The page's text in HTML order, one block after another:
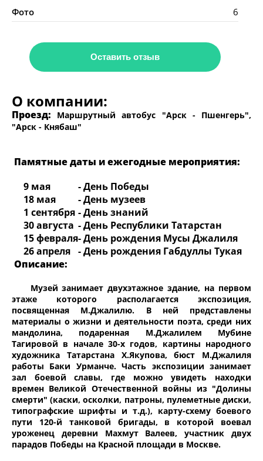
Фото 6
Оставить отзыв
О компании:
Проезд: Маршрутный автобус "Арск - Пшенгерь",
"Арск - Княбаш"
Памятные даты и ежегодные мероприятия:
9 мая
- День Победы
18 мая
- День музеев
1 сентября - День знаний
30 августа - День Республики Татарстан
15 февраля- День рождения Мусы Джалиля
26 апреля - День рождения Габдуллы Тукая
Описание:
Музей занимает двухэтажное здание, на первом
этаже которого располагается экспозиция,
посвященная М.Джалилю. В ней представлены
материалы о жизни и деятельности поэта, среди них
мандолина, подаренная М.Джалилем Мубине
Тагировой в начале 30-х годов, картины народного
художника Татарстана Х.Якупова, бюст М.Джалиля
работы Баки Урманче. Часть экспозиции занимает
зал боевой славы, где можно увидеть находки
времен Великой Отечественной войны из "Долины
смерти" (каски, осколки, патроны, пулеметные диски,
типографские шрифты и т.д.), карту-схему боевого
пути 120-й танковой бригады, в которой воевал
уроженец деревни Махмут Валеев, участник двух
парадов Победы на Красной площади в Москве.